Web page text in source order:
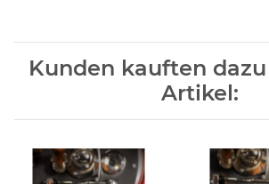
Kunden kauften
Artikel: